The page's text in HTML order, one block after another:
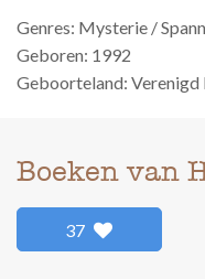
Genres: Mysterie /
Geboren: 1992
Geboorteland:
Boeken van
37